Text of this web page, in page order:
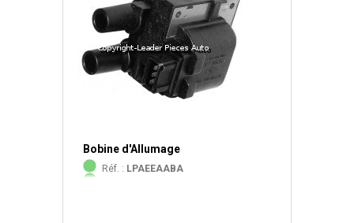
Bobine d'Allumage
Réf. : LPAEEAABA